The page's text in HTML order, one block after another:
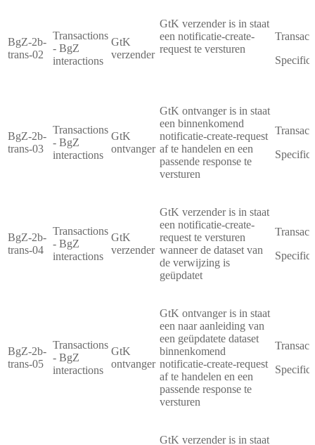
BgZ-2b-
trans-02
Transactions
- BgZ
interactions
GtK
verzender
GtK verzender is in staat
een notificatie-create-
request te versturen
BgZ-2b-
trans-03
Transactions
- BgZ
interactions
GtK
ontvanger
GtK ontvanger is in staat
een binnenkomend
notificatie-create-request
af te handelen en een
passende response te
versturen
BgZ-2b-
trans-04
Transactions
- BgZ
interactions
GtK
verzender
GtK verzender is in staat
een notificatie-create-
request te versturen
wanneer de dataset van
de verwijzing is
geüpdatet
BgZ-2b-
trans-05
Transactions
- BgZ
interactions
GtK
ontvanger
GtK ontvanger is in staat
een naar aanleiding van
een geüpdatete dataset
binnenkomend
notificatie-create-request
af te handelen en een
passende response te
versturen
GtK verzender is in staat